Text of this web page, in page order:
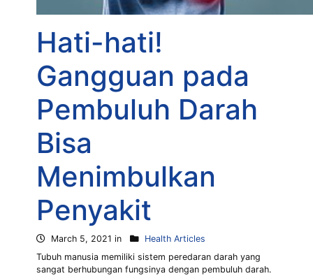
Hati-hati!
Gangguan pada
Pembuluh Darah
Bisa
Menimbulkan
Penyakit
March 5, 2021 in
Health Articles
Tubuh manusia memiliki sistem peredaran darah yang
sangat berhubungan fungsinya dengan pembuluh darah.